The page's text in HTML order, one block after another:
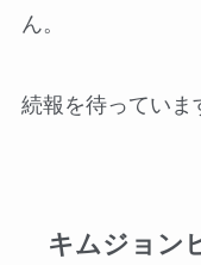
ん。
続報を待っていま
キムジョン